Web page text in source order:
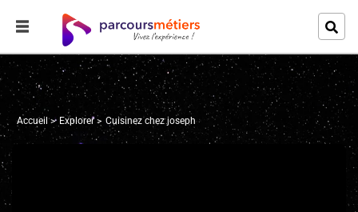
Accueil Explorer Cuisinez chez joseph